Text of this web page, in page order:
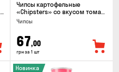
Чипсы картофельные
«Chipsters» со вкусом томат
спайси, 95г
Чипсы
67,00
грн за 1 шт
Новинка